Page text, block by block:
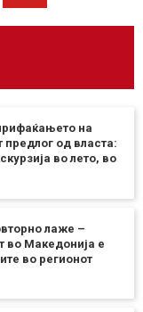
на
предлог од власта:
во лето, во
лаже –
во Македонија е
во регионот